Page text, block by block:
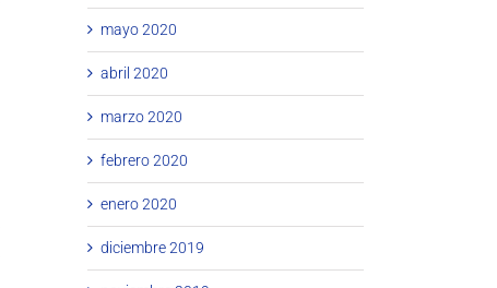
mayo 2020
abril 2020
marzo 2020
febrero 2020
enero 2020
diciembre 2019